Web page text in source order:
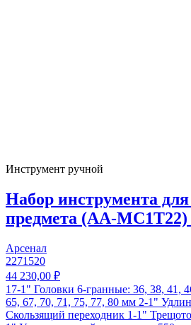
Инструмент ручной
Набор инструмента для
предмета (AA-
Арсенал
2271520
44 230,00 ₽
17-1" Головки 6-гранные: 36, 38, 41,
65, 67, 70, 71, 75, 77, 80 мм 2-1"
Скользящий переходник 1-1"